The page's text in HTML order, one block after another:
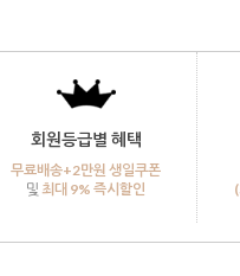
회원등급별 혜택
무료배송+2만원 생일쿠폰
및 최대 9% 즉시할인